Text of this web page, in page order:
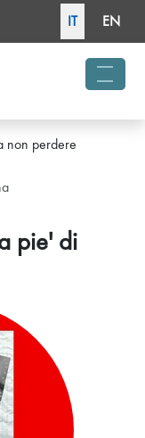
Seleziona la tua
IT EN
menu
non perdere
pie' di